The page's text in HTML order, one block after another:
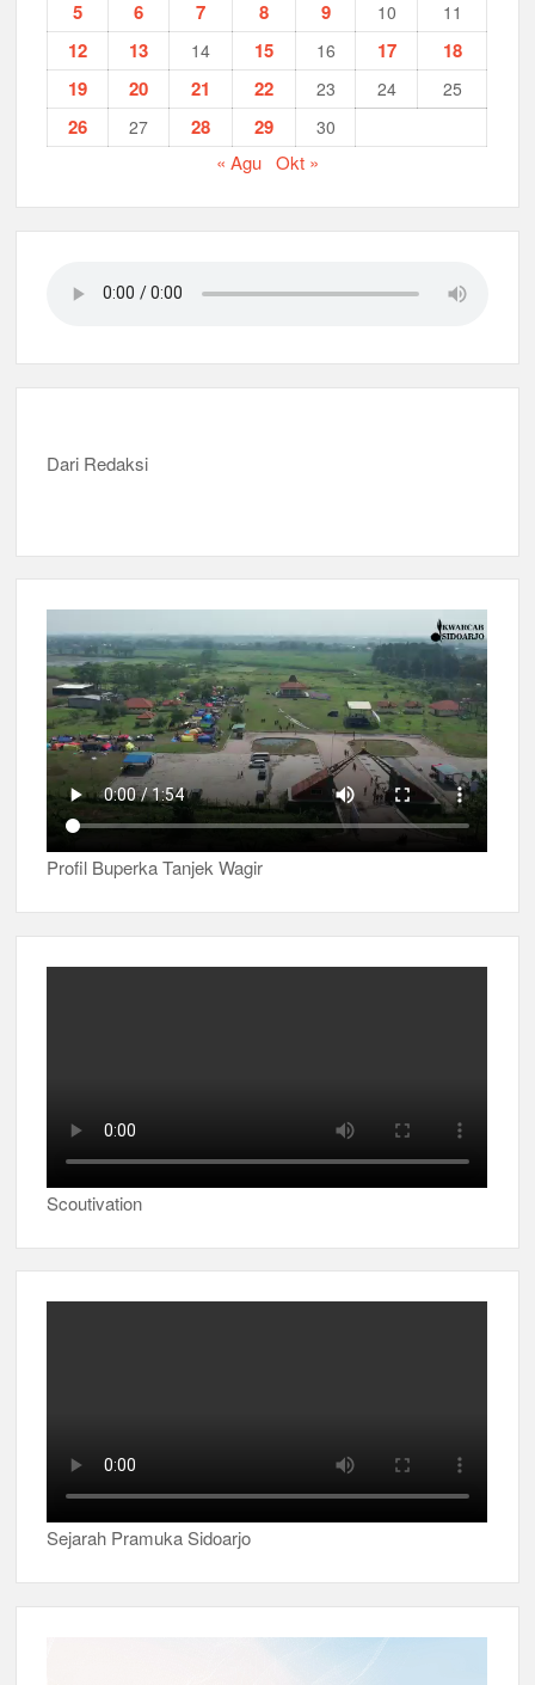
5 6 7 8 9 10 11
12 13 14 15 16 17
18
19
20 21 22 23 24 25
26 27 28 29 30
« Agu Okt »
Dari Redaksi
Profil Buperka Tanjek Wagir
Scoutivation
Sejarah Pramuka Sidoarjo